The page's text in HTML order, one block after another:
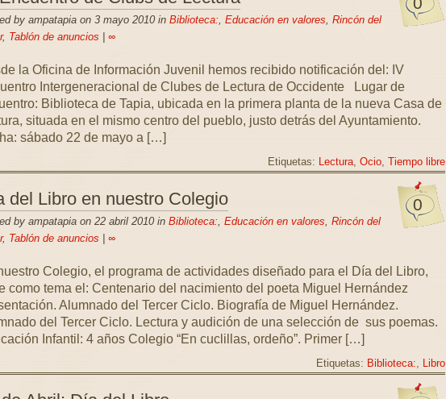
by ampatapia on 3 mayo 2010 in Biblioteca:, Educación en valores, Rincón del
, Tablón de anuncios ∞
la Oficina de Información Juvenil hemos recibido notificación del: IV
Intergeneracional de Clubes de Lectura de Occidente Lugar de
Biblioteca de Tapia, ubicada en la primera planta de la nueva Casa de
situada en el mismo centro del pueblo, justo detrás del Ayuntamiento.
sábado 22 de mayo a […]
Etiquetas: Lectura, Ocio, Tiempo libre
0
del Libro en nuestro Colegio
by ampatapia on 22 abril 2010 in Biblioteca:, Educación en valores, Rincón del
, Tablón de anuncios ∞
Colegio, el programa de actividades diseñado para el Día del Libro,
como tema el: Centenario del nacimiento del poeta Miguel Hernández
Alumnado del Tercer Ciclo. Biografía de Miguel Hernández.
del Tercer Ciclo. Lectura y audición de una selección de sus poemas.
Infantil: 4 años Colegio “En cuclillas, ordeño”. Primer […]
Etiquetas: Biblioteca:, Libro